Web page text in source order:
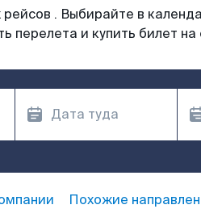
. Выбирайте в
перелета и купить билет
Похожие